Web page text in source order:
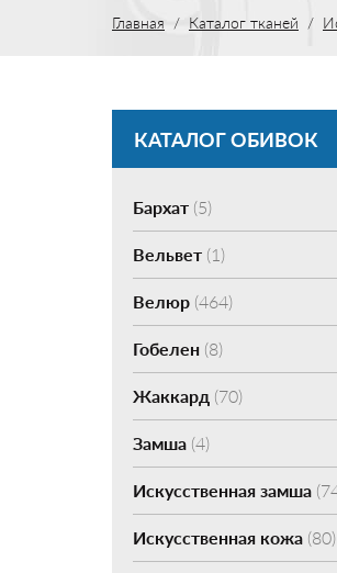
Главная Каталог тканей
КАТАЛОГ ОБИВОК
Бархат(5)
Вельвет(1)
Велюр(464)
Гобелен(8)
Жаккард (70)
Замша(4)
Искусственная замша
Искусственная кожа(80)